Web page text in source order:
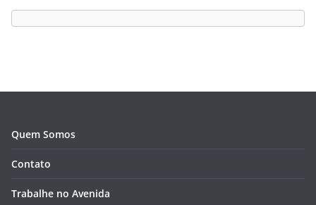
Quem Somos
Contato
Trabalhe no Avenida